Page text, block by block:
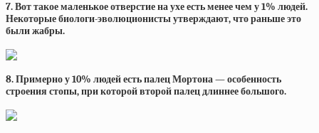
7. Вот такое маленькое отверстие на ухе есть менее чем у 1% людей.
Некоторые биологи-эволюционисты утверждают, что раньше это
были жабры.
8. Примерно у 10% людей есть палец Мортона — особенность
строения стопы, при которой второй палец длиннее большого.